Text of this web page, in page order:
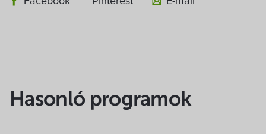
Hasonló programok